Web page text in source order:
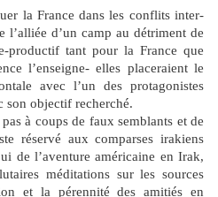
la France dans les conflits inter-
l’alliée d’un camp au détriment de
productif tant pour la France que
l’enseigne- elles placeraient le
avec l’un des protagonistes
son objectif recherché.
à coups de faux semblants et de
réservé aux comparses irakiens
de l’aventure américaine en Irak,
méditations sur les sources
et la pérennité des amitiés en